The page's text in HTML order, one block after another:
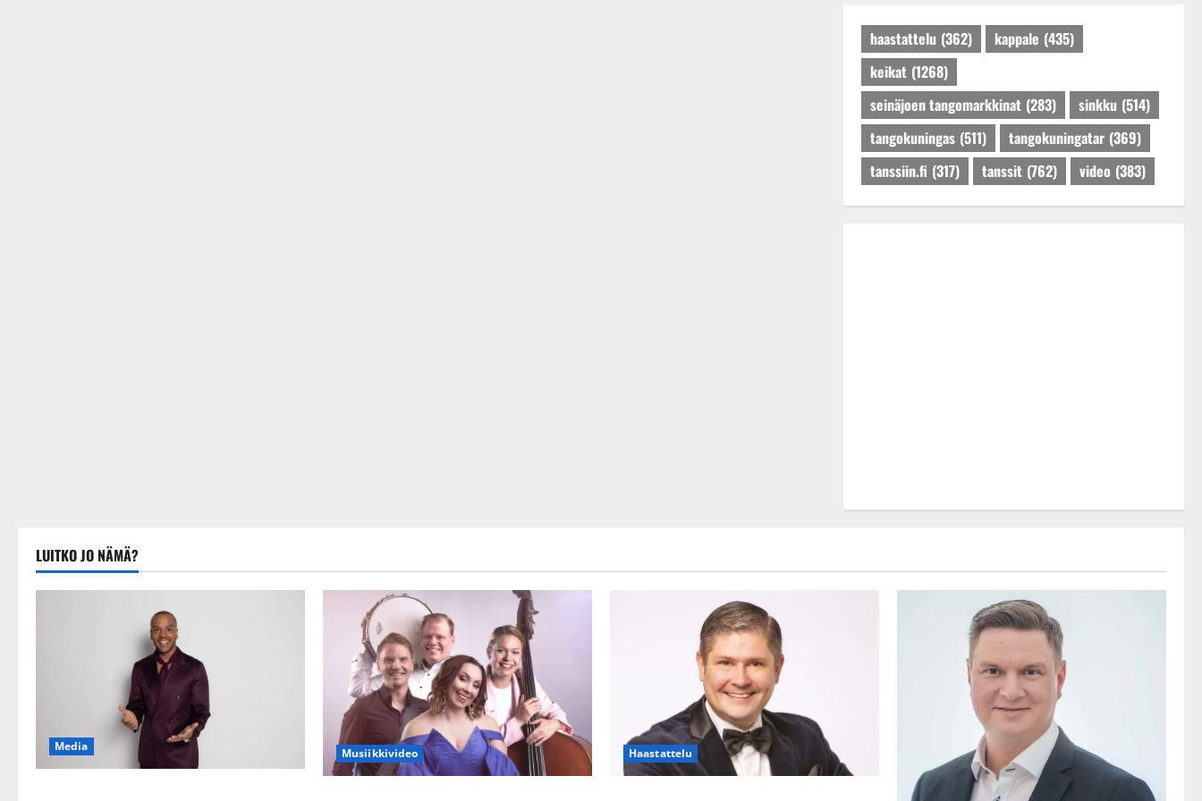
haastattelu (362) kappale (435)
keikat (1268)
seinäjoen tangomarkkinat (283) sinkku (514)
tangokuningas (511) tangokuningatar (369)
tanssiin.fi (317) tanssit (762) video (383)
LUITKO JO NÄMÄ?
Media Musiikkivideo Haastattelu